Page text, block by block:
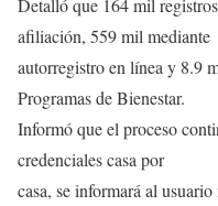
Detalló que 164 mil
afiliación, 559 mil mediante
autorregistro en línea y 8.9
Programas de Bienestar.
Informó que el proceso
credenciales casa por
casa, se informará al